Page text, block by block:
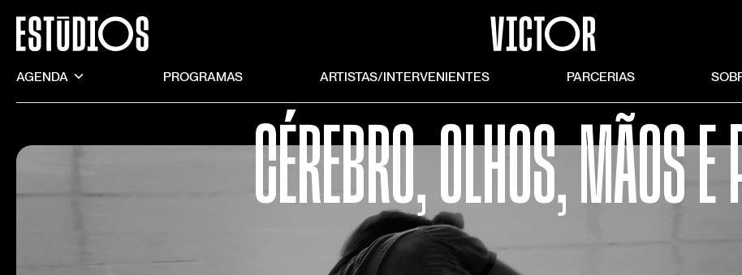
AGENDA PROGRAMAS ARTISTAS/INTERVENIENTES PARCERIAS
CÉREBRO, OLHOS, MÃOS E